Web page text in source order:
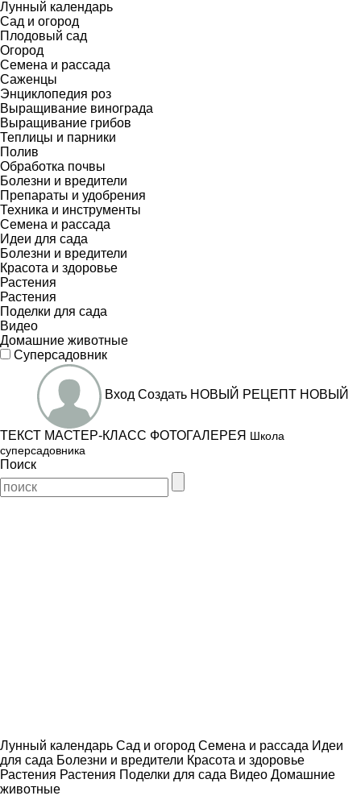
Лунный календарь
Сад и огород
Плодовый сад
Огород
Семена и рассада
Саженцы
Энциклопедия роз
Выращивание винограда
Выращивание грибов
Теплицы и парники
Полив
Обработка почвы
Болезни и вредители
Препараты и удобрения
Техника и инструменты
Семена и рассада
Идеи для сада
Болезни и вредители
Красота и здоровье
Растения
Растения
Поделки для сада
Видео
Домашние животные
Суперсадовник
Вход Создать НОВЫЙ РЕЦЕПТ НОВЫЙ
ТЕКСТ МАСТЕР-КЛАСС ФОТОГАЛЕРЕЯ Школа
суперсадовника
Поиск
Лунный календарь Сад и огород Семена и рассада Идеи
для сада Болезни и вредители Красота и здоровье
Растения Растения Поделки для сада Видео Домашние
животные